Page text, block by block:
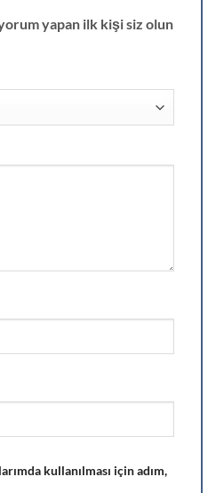
yapan ilk kişi siz olun
kullanılması için adım,